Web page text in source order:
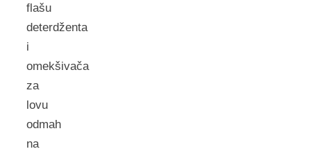
flašu
deterdženta
i
omekšivača
za
lovu
odmah
na